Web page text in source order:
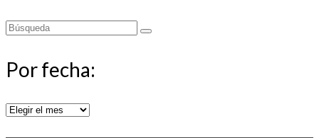
Buscar
Por fecha:
Por